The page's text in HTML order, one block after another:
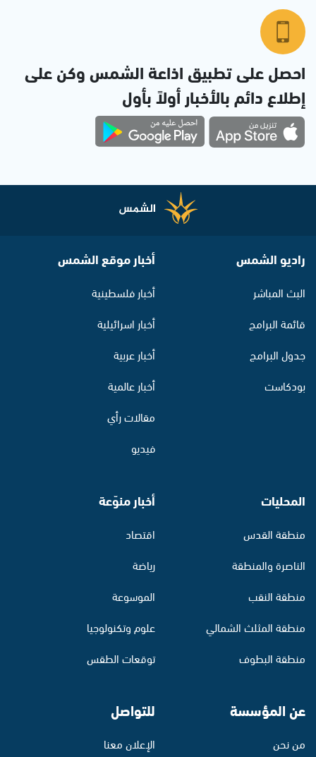
احصل على تطبيق اذاعة الشمس وكن على
إطلاع دائم بالأخبار أولاً بأول
راديو الشمس
البث المباشر
قائمة البرامج
جدول البرامج
بودكاست
أخبار موقع الشمس
أخبار فلسطينية
أخبار اسرائيلية
أخبار عربية
أخبار عالمية
مقالات رأي
فيديو
المحليات
منطقة القدس
الناصرة والمنطقة
منطقة النقب
منطقة المثلث الشمالي
منطقة البطوف
أخبار منوّعة
اقتصاد
رياضة
الموسوعة
علوم وتكنولوجيا
توقعات الطقس
عن المؤسسة
من نحن
للتواصل
الإعلان معنا